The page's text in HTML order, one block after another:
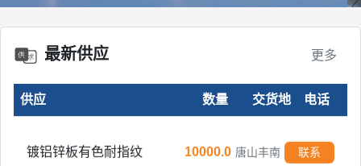
最新供应 更多
供应 数量 交货地 电话
镀铝锌板有色耐指纹 10000.0 唐山丰南 联系